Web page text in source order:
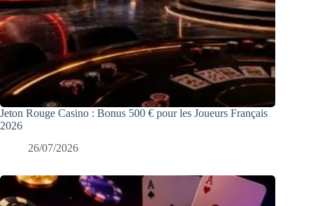
Jeton Rouge Casino : Bonus 500 € pour les Joueurs Français
2026
26/07/2026